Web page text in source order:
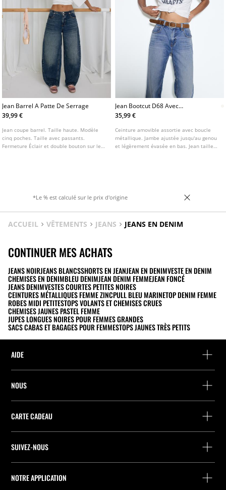
Jean Barrel A Patte De Serrage
39,99 €
Jean coupe barrel. Taille haute. Modèle
cinq poches. Taille avec passants.
Fermeture Éclair et double bouton sur le
Jean Bootcut D68 Avec
Ceinture
35,99 €
Ceinture amovible assortie avec boucle
métallique. Jambe ajustée jusqu'au genou
et légèrement évasée en bas. Jean taille
*Le % est calculé sur le prix d'origine
ACCUEIL VÊTEMENTS JEANS JEANS EN DENIM
CONTINUER MES ACHATS
JEANS NOIRJEANS BLANCSSHORTS EN JEANJEAN EN DENIMVESTE EN DENIM
CHEMISES EN DENIMBLEU DENIMJEAN DENIM FEMMEJEAN FONCÉ
JEANS DENIMVESTES COURTES PETITES NOIRES
CEINTURES MÉTALLIQUES FEMME ZINCPULL BLEU MARINETOP DENIM FEMME
ROBES MIDI PETITESTOPS VOLANTS ET CHEMISES CRUES
CHEMISES JAUNES PASTEL FEMME
JUPES LONGUES NOIRES POUR FEMMES GRANDES
SACS CABAS ET BAGAGES POUR FEMMESTOPS JAUNES TRÈS PETITS
AIDE
Localisez votre commande
Recherche de points relais
Préférences de cookies
Qualités et caractéristiques environnementales des produits
NOUS
Entreprise
Company Profile
CARTE CADEAU
Achat de Carte Cadeau
SUIVEZ-NOUS
NOTRE APPLICATION